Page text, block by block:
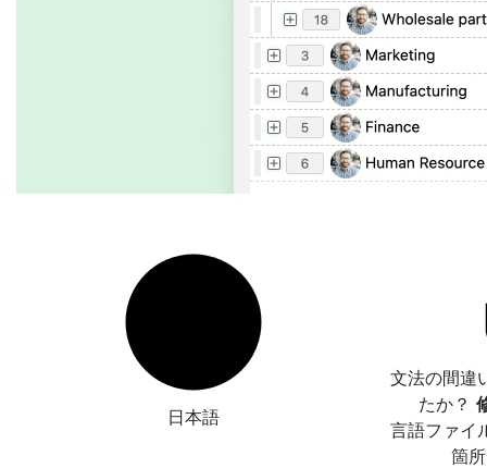
日本語
文法の間違
たか？
言語ファイ
箇